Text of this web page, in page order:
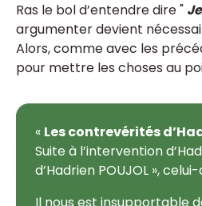
Ras le bol d’entendre dire "
argumenter devient
Alors, comme avec les
pour mettre les choses au
« Les contrevérités
Suite à l’intervention
d’Hadrien POUJOL »,